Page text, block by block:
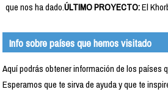
que nos ha dado.ÚLTIMO PROYECTO:El
Info sobre países que hemos visitado
Aquí podrás obtener información de los países
Esperamos que te sirva de ayuda y que te